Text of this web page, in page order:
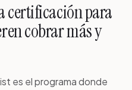
certificación para
cobrar más y
es el programa donde